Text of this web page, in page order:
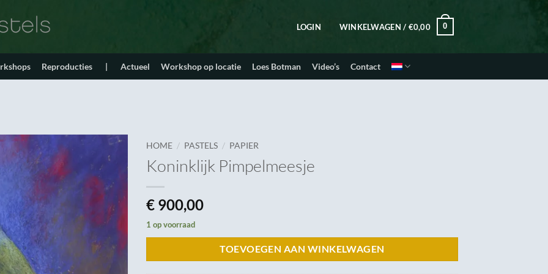
LOGIN WINKELWAGEN / €0,00 0
Reproducties | Actueel Workshop op locatie Loes Botman Video’s Contact
HOME / PASTELS / PAPIER
Koninklijk Pimpelmeesje
€ 900,00
1 op voorraad
TOEVOEGEN AAN WINKELWAGEN